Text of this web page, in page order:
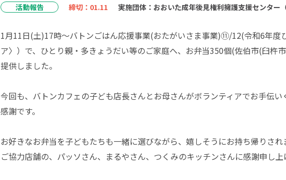
活動報告 締切：01.11 実施団体：おおいた成年後見権利擁護支援センター
1月11日(土)17時～バトンごはん応援事業(おたがいさま事業)⑪/12(令和6年度
ア〉）で、ひとり親・多きょうだい等のご家庭へ、お弁当350個(佐伯市(臼杵
提供しました。
今回も、バトンカフェの子ども店長さんとお母さんがボランティアでお手伝
感謝です。
お好きなお弁当を子どもたちも一緒に選びながら、嬉しそうにお持ち帰りされ
ご協力店舗の、パッソさん、まるやさん、つくみのキッチンさんに感謝申し上